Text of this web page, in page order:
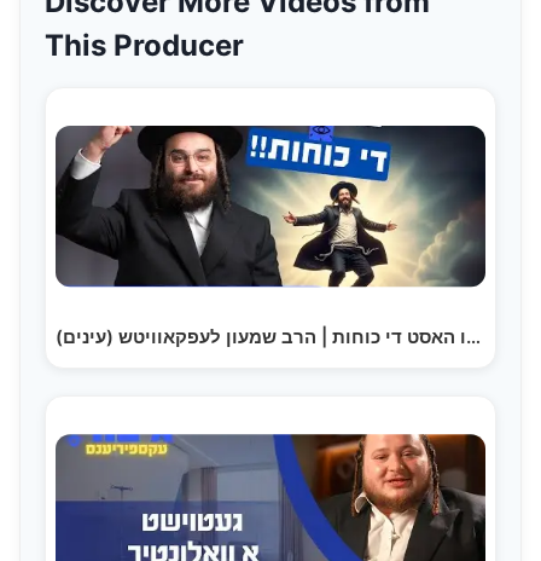
This Producer
יא דו האסט די כוחות | הרב שמעון לעפקאוויטש (עינים)